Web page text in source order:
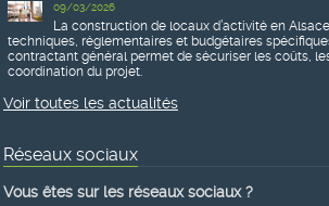
09/03/2026
La construction de locaux d’activité en
techniques, réglementaires et budgétaires
contractant général permet de sécuriser les coûts,
coordination du projet.
Voir toutes les actualités
Réseaux sociaux
Vous êtes sur les réseaux sociaux ?